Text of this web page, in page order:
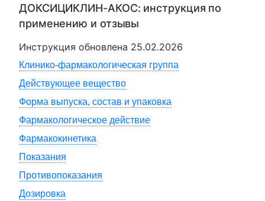
ДОКСИЦИКЛИН-АКОС: инструкция по
применению и отзывы
Инструкция обновлена 25.02.2026
Клинико-фармакологическая группа
Действующее вещество
Форма выпуска, состав и упаковка
Фармакологическое действие
Фармакокинетика
Показания
Противопоказания
Дозировка